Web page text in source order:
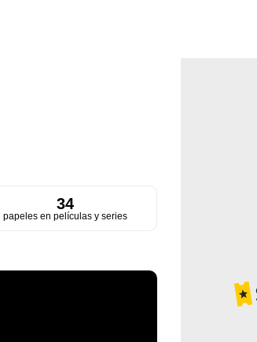
34
papeles en películas y series